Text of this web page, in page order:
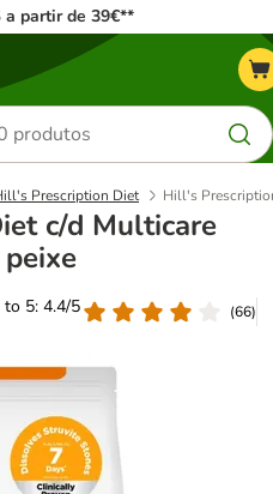
a partir de 39€**
Prescription Diet Hill's
c/d Multicare
to 5: 4.4/5
(66)